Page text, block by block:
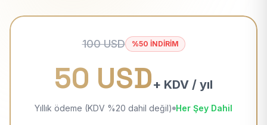
100 USD %50 İNDİRİM
50 USD+ KDV / yıl
Yıllık ödeme (KDV %20 dahil değil) Her Şey Dahil